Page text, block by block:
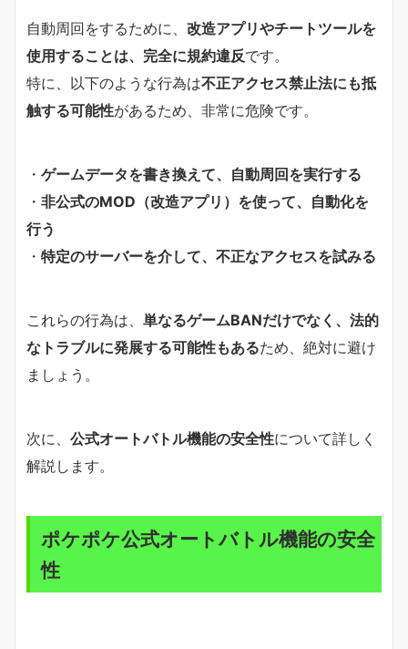
自動周回をするために、 改造アプリやチートツールを
使用することは、完全に規約違反です。
特に、以下のような行為は不正アクセス禁止法にも抵
触する可能性があるため、非常に危険です。
・ ゲームデータを書き換えて、自動周回を実行する
・ 非公式のMOD（改造アプリ）を使って、自動化を
行う
・ 特定のサーバーを介して、不正なアクセスを試みる
これらの行為は、 単なるゲームBANだけでなく、法的
なトラブルに発展する可能性もあるため、絶対に避け
ましょう。
次に、 公式オートバトル機能の安全性について詳しく
解説します。
ポケポケ公式オートバトル機能の安全
性